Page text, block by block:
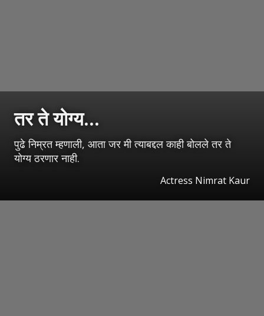
तर ते योग्य...
पुढे निम्रत म्हणाली, आता जर मी त्याबद्दल काही बोलले तर ते
योग्य ठरणार नाही.
Actress Nimrat Kaur